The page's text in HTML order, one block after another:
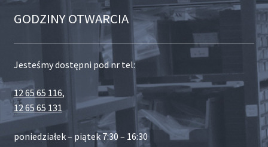
GODZINY OTWARCIA
Jesteśmy dostępni pod nr tel:
12 65 65 116,
12 65 65 131
poniedziałek – piątek 7:30 – 16:30